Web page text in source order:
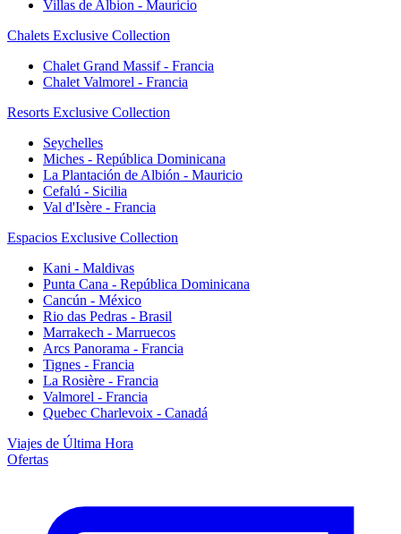
Villas de Albion - Mauricio
Chalets Exclusive Collection
Chalet Grand Massif - Francia
Chalet Valmorel - Francia
Resorts Exclusive Collection
Seychelles
Miches - República Dominicana
La Plantación de Albión - Mauricio
Cefalú - Sicilia
Val d'Isère - Francia
Espacios Exclusive Collection
Kani - Maldivas
Punta Cana - República Dominicana
Cancún - México
Rio das Pedras - Brasil
Marrakech - Marruecos
Arcs Panorama - Francia
Tignes - Francia
La Rosière - Francia
Valmorel - Francia
Quebec Charlevoix - Canadá
Viajes de Última Hora
Ofertas